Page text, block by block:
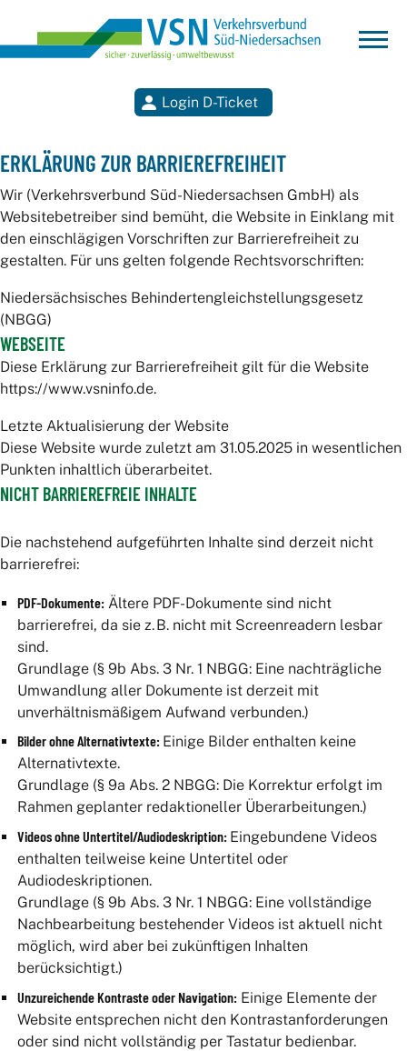
Login D-Ticket
Abo-Karte
VSN-Firmen-Abo
Sichere-Fahrt-Schein
Harz: HATIX und Übergangstarif
Vorverkaufs- und Beratungsstellen
Teilnehmer
Tarifbestimmungen Beförderungsbedingungen
Die Verkehrsunternehmen
ERKLÄRUNG ZUR BARRIEREFREIHEIT
Wir (Verkehrsverbund Süd-Niedersachsen GmbH) als
Websitebetreiber sind bemüht, die Website in Einklang mit
den einschlägigen Vorschriften zur Barrierefreiheit zu
gestalten. Für uns gelten folgende Rechtsvorschriften:
Niedersächsisches Behindertengleichstellungsgesetz
(NBGG)
WEBSEITE
Diese Erklärung zur Barrierefreiheit gilt für die Website
https://www.vsninfo.de.
Letzte Aktualisierung der Website
Diese Website wurde zuletzt am 31.05.2025 in wesentlichen
Punkten inhaltlich überarbeitet.
NICHT BARRIEREFREIE INHALTE
Die nachstehend aufgeführten Inhalte sind derzeit nicht
barrierefrei:
PDF-Dokumente: Ältere PDF-Dokumente sind nicht
barrierefrei, da sie z. B. nicht mit Screenreadern lesbar
sind.
Grundlage (§ 9b Abs. 3 Nr. 1 NBGG: Eine nachträgliche
Umwandlung aller Dokumente ist derzeit mit
unverhältnismäßigem Aufwand verbunden.)
Bilder ohne Alternativtexte: Einige Bilder enthalten keine
Alternativtexte.
Grundlage (§ 9a Abs. 2 NBGG: Die Korrektur erfolgt im
Rahmen geplanter redaktioneller Überarbeitungen.)
Videos ohne Untertitel/Audiodeskription: Eingebundene Videos
enthalten teilweise keine Untertitel oder
Audiodeskriptionen.
Grundlage (§ 9b Abs. 3 Nr. 1 NBGG: Eine vollständige
Nachbearbeitung bestehender Videos ist aktuell nicht
möglich, wird aber bei zukünftigen Inhalten
berücksichtigt.)
Unzureichende Kontraste oder Navigation: Einige Elemente der
Website entsprechen nicht den Kontrastanforderungen
oder sind nicht vollständig per Tastatur bedienbar.